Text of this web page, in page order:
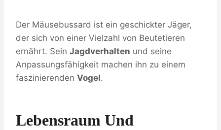
Der Mäusebussard ist ein geschickter Jäger,
der sich von einer Vielzahl von Beutetieren
ernährt. Sein Jagdverhalten und seine
Anpassungsfähigkeit machen ihn zu einem
faszinierenden Vogel.
Lebensraum Und